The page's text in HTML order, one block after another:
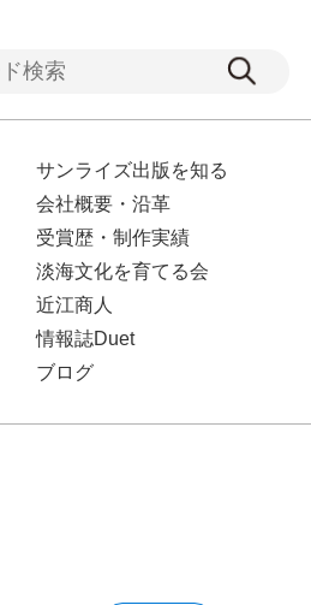
サンライズ出版を知る
会社概要・沿革
受賞歴・制作実績
淡海文化を育てる会
近江商人
情報誌Duet
ブログ